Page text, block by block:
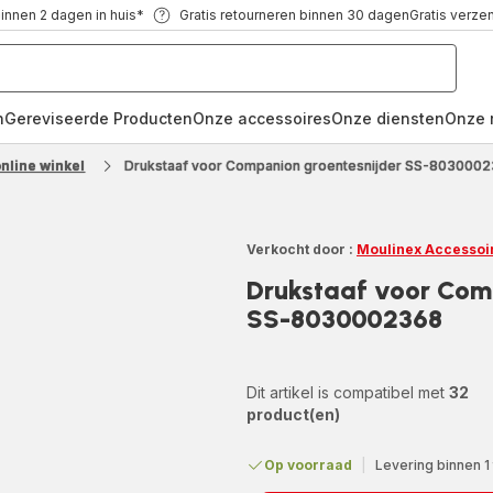
2 dagen in huis* Gratis retourneren binnen 30 dagenGratis
Gereviseerde ProductenOnze accessoiresOnze dienstenOnze
winkel Drukstaaf voor Companion groentesnijder SS-
Verkocht door : Moulinex
Drukstaaf voor
SS-8030002368
Dit artikel is compatibel met 32
product(en)
Op voorraad Levering binnen